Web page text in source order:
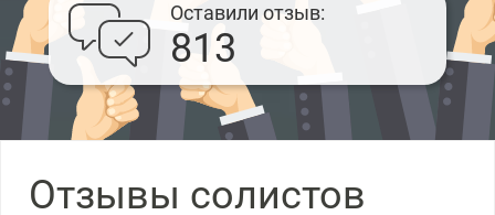
Оставили отзыв
813
Отзывы солистов